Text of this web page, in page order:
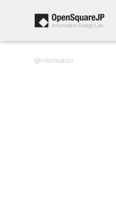
information